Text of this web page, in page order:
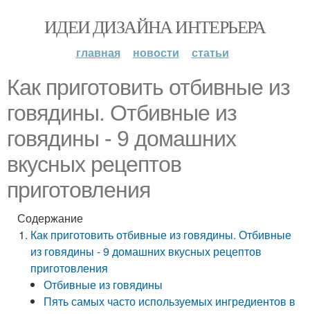
ИДЕИ ДИЗАЙНА ИНТЕРЬЕРА
главная новости статьи
Как приготовить отбивные из
говядины. Отбивные из
говядины - 9 домашних
вкусных рецептов
приготовления
Содержание
Как приготовить отбивные из говядины. Отбивные
из говядины - 9 домашних вкусных рецептов
приготовления
Отбивные из говядины
Пять самых часто используемых ингредиентов в